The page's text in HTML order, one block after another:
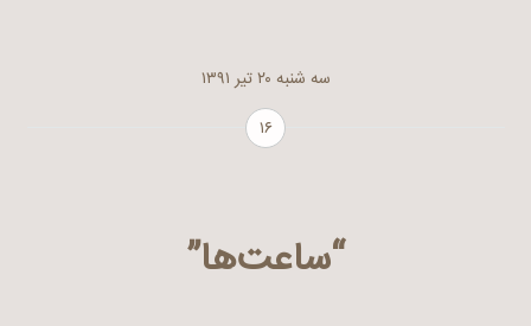
سه شنبه ۲۰ تیر ۱۳۹۱
۱۶
“ساعت‌ها”